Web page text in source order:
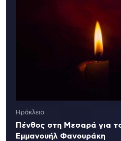
Ηράκλειο
Πένθος στη Μεσαρά για
Εμμανουήλ Φανουράκη